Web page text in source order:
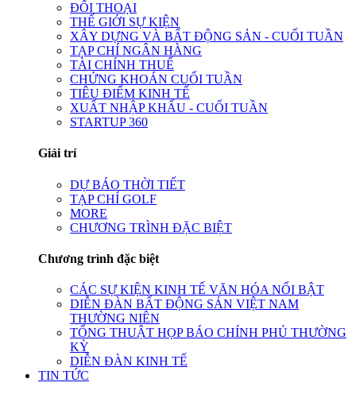
ĐỐI THOẠI
THẾ GIỚI SỰ KIỆN
XÂY DỰNG VÀ BẤT ĐỘNG SẢN - CUỐI TUẦN
TẠP CHÍ NGÂN HÀNG
TÀI CHÍNH THUẾ
CHỨNG KHOÁN CUỐI TUẦN
TIÊU ĐIỂM KINH TẾ
XUẤT NHẬP KHẨU - CUỐI TUẦN
STARTUP 360
Giải trí
DỰ BÁO THỜI TIẾT
TẠP CHÍ GOLF
MORE
CHƯƠNG TRÌNH ĐẶC BIỆT
Chương trình đặc biệt
CÁC SỰ KIỆN KINH TẾ VĂN HÓA NỔI BẬT
DIỄN ĐÀN BẤT ĐỘNG SẢN VIỆT NAM
THƯỜNG NIÊN
TỔNG THUẬT HỌP BÁO CHÍNH PHỦ THƯỜNG
KỲ
DIỄN ĐÀN KINH TẾ
TIN TỨC